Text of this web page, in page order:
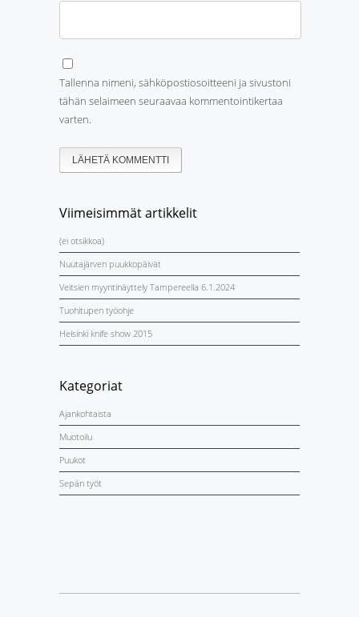
Tallenna nimeni, sähköpostiosoitteeni ja sivustoni
tähän selaimeen seuraavaa kommentointikertaa
varten.
Viimeisimmät artikkelit
(ei otsikkoa)
Nuutajärven puukkopäivät
Veitsien myyntinäyttely Tampereella 6.1.2024
Tuohitupen työohje
Helsinki knife show 2015
Kategoriat
Ajankohtaista
Muotoilu
Puukot
Sepän työt